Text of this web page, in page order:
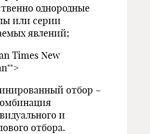
однородные
или серии
явлений;
Times New
отбор –
и
отбора.